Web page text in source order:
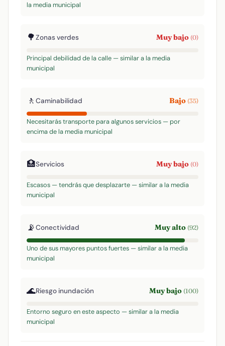
la media municipal
🌳Zonas verdes Muy bajo (0)
Principal debilidad de la calle — similar a la media
municipal
🚶 Caminabilidad Bajo (35)
Necesitarás transporte para algunos servicios — por
encima de la media municipal
🏥Servicios Muy bajo (0)
Escasos — tendrás que desplazarte — similar a la media
municipal
📡Conectividad Muy alto (92)
Uno de sus mayores puntos fuertes — similar a la media
municipal
🌊Riesgo inundación Muy bajo (100)
Entorno seguro en este aspecto — similar a la media
municipal